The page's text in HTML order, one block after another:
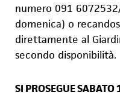
numero 091
domenica) o
direttamente al
secondo disponibilità.
SI PROSEGUE